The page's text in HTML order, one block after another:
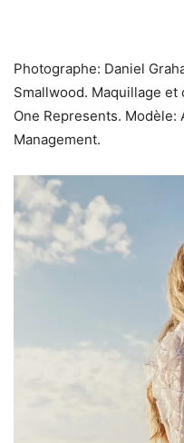
Photographe: Daniel
Smallwood. Maquillage
One Represents. Modèle:
Management.